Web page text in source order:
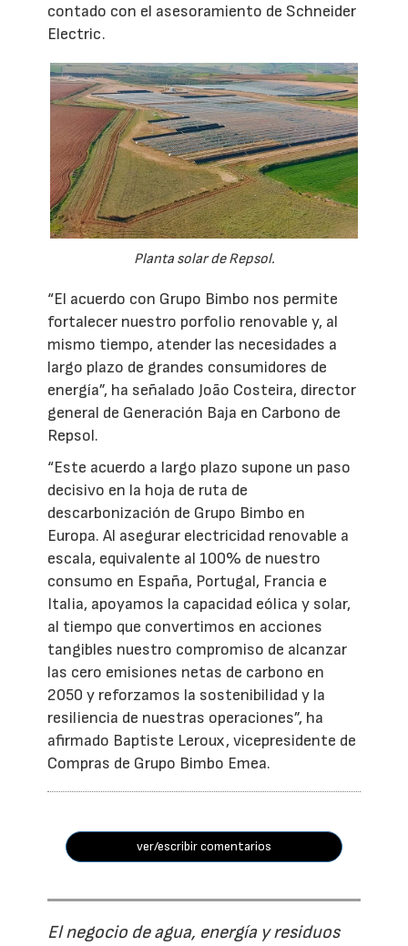
contado con el asesoramiento de Schneider
Electric.
Planta solar de Repsol.
“El acuerdo con Grupo Bimbo nos permite
fortalecer nuestro porfolio renovable y, al
mismo tiempo, atender las necesidades a
largo plazo de grandes consumidores de
energía”, ha señalado João Costeira, director
general de Generación Baja en Carbono de
Repsol.
“Este acuerdo a largo plazo supone un paso
decisivo en la hoja de ruta de
descarbonización de Grupo Bimbo en
Europa. Al asegurar electricidad renovable a
escala, equivalente al 100% de nuestro
consumo en España, Portugal, Francia e
Italia, apoyamos la capacidad eólica y solar,
al tiempo que convertimos en acciones
tangibles nuestro compromiso de alcanzar
las cero emisiones netas de carbono en
2050 y reforzamos la sostenibilidad y la
resiliencia de nuestras operaciones”, ha
afirmado Baptiste Leroux, vicepresidente de
Compras de Grupo Bimbo Emea.
ver/escribir comentarios
El negocio de agua, energía y residuos